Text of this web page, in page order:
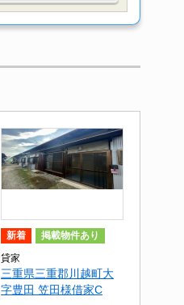
新着 掲載物件あり
貸家
三重県三重郡川越町大
字豊田 笠田様借家C